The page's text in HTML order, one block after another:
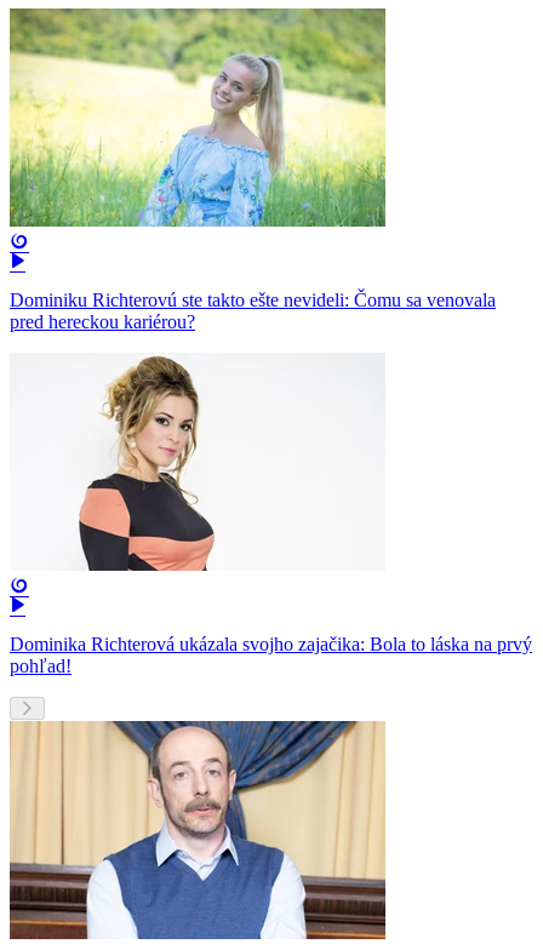
Dominiku Richterovú ste takto ešte nevideli: Čomu sa venovala
pred hereckou kariérou?
Dominika Richterová ukázala svojho zajačika: Bola to láska na prvý
pohľad!